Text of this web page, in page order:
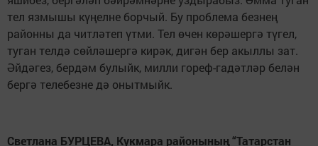
тел язмышы күңелне борчый. Бу проблема безнең
районны да читләтеп үтми. Тел өчен көрәшергә түгел,
туган телдә сөйләшергә кирәк, дигән бер акыллы зат.
Әйдәгез, бердәм булыйк, милли гореф-гадәтләр белән
бергә телебезне дә онытмыйк.
Светлана БУРЦЕВА, Кукмара районының “Татарстан